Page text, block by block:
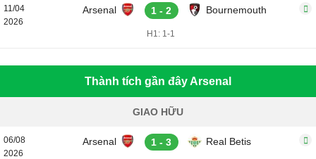
11/04
2026
Arsenal 1 - 2 Bournemouth
H1: 1-1
Thành tích gần đây Arsenal
GIAO HỮU
06/08
2026
Arsenal 1 - 3 Real Betis